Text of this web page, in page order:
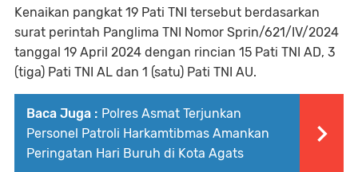
Kenaikan pangkat 19 Pati TNI tersebut berdasarkan
surat perintah Panglima TNI Nomor Sprin/621/IV/2024
tanggal 19 April 2024 dengan rincian 15 Pati TNI AD, 3
(tiga) Pati TNI AL dan 1 (satu) Pati TNI AU.
Baca Juga : Polres Asmat Terjunkan
Personel Patroli Harkamtibmas Amankan
Peringatan Hari Buruh di Kota Agats